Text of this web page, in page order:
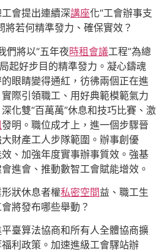
會提出連續深講座化“工會辦事支
將若何精準發力、確保實效？
們將以“五年夜時租會議工程”為總
起好步目的精準發力。凝心鑄魂
眼睛變得通紅，彷彿兩個正在進
際引領職工、用好典範模範氣力
化雙“百萬萬”休息和技巧比賽、激
發明。職位成才上，進一個步驟晉
財產工人步隊範圍。辦事創優
、加強年度實事辦事質效。強基
進會、推動數智工會賦能增效。
狀休息者權私密空間益、職工生
將發布哪些舉動？
臺算法協商和所有人全體協商擴
利政策。加速進級工會驛站辦